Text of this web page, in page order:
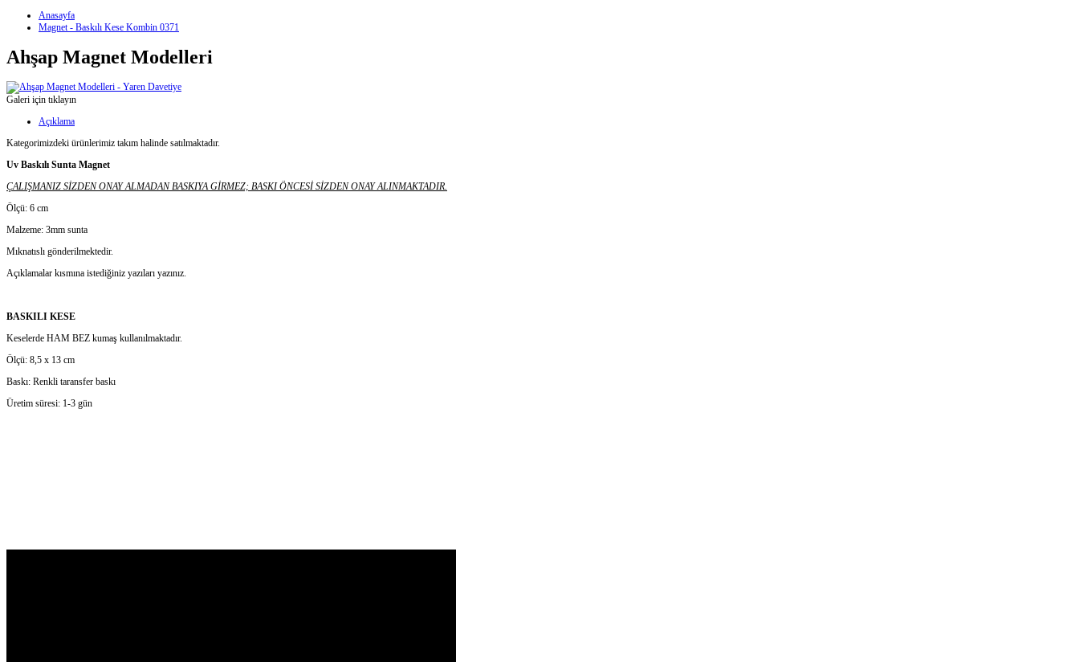
Anasayfa
Magnet - Baskılı Kese Kombin 0371
Ahşap Magnet Modelleri
Galeri için tıklayın
Açıklama
Kategorimizdeki ürünlerimiz takım halinde satılmaktadır.
Uv Baskılı Sunta Magnet
ÇALIŞMANIZ SİZDEN ONAY ALMADAN BASKIYA GİRMEZ; BASKI ÖNCESİ SİZDEN ONAY ALINMAKTADIR.
Ölçü: 6 cm
Malzeme: 3mm sunta
Mıknatıslı gönderilmektedir.
Açıklamalar kısmına istediğiniz yazıları yazınız.
BASKILI KESE
Keselerde HAM BEZ kumaş kullanılmaktadır.
Ölçü: 8,5 x 13 cm
Baskı: Renkli taransfer baskı
Üretim süresi: 1-3 gün